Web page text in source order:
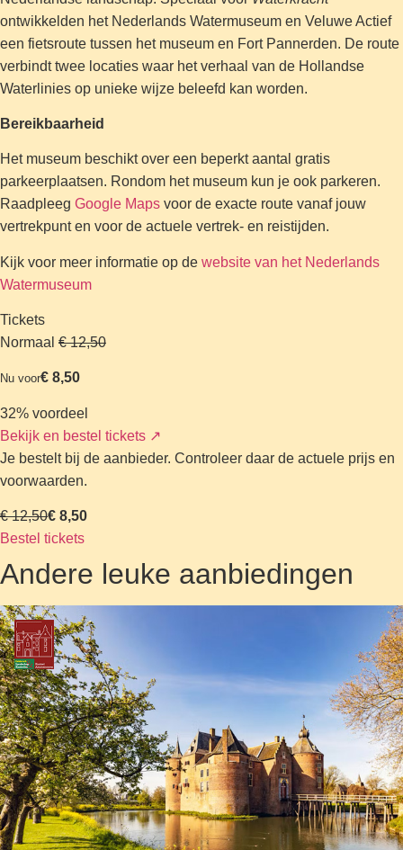
ontwikkelden het Nederlands Watermuseum en Veluwe Actief
een fietsroute tussen het museum en Fort Pannerden. De route
verbindt twee locaties waar het verhaal van de Hollandse
Waterlinies op unieke wijze beleefd kan worden.
Bereikbaarheid
Het museum beschikt over een beperkt aantal gratis
parkeerplaatsen. Rondom het museum kun je ook parkeren.
Raadpleeg Google Maps voor de exacte route vanaf jouw
vertrekpunt en voor de actuele vertrek- en reistijden.
Kijk voor meer informatie op de website van het Nederlands
Watermuseum
Tickets
Normaal € 12,50
Nu voor€ 8,50
32% voordeel
Bekijk en bestel tickets ↗
Je bestelt bij de aanbieder. Controleer daar de actuele prijs en
voorwaarden.
€ 12,50€ 8,50
Bestel tickets
Andere leuke aanbiedingen